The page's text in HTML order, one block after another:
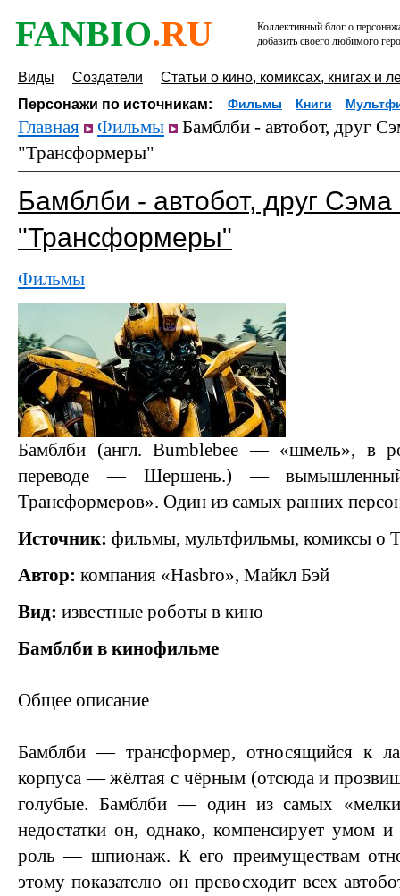
FANBIO.RU
Коллективный блог о
добавить своего любимого
Виды Создатели
Статьи о кино, комиксах, книгах и
Персонажи по источникам:
Фильмы Книги
Главная Фильмы
Бамблби - автобот, друг
"Трансформеры"
Бамблби - автобот, друг
"Трансформеры"
Фильмы
Бамблби (англ. Bumblebee — «шмель», в
переводе — Шершень.) — вымышленный
Трансформеров». Один из самых ранних
Источник: фильмы, мультфильмы, комиксы о
Автор: компания «Hasbro», Майкл Бэй
Вид: известные роботы в кино
Бамблби в кинофильме
Общее описание
Бамблби — трансформер, относящийся к
корпуса — жёлтая с чёрным (отсюда и
голубые. Бамблби — один из самых
недостатки он, однако, компенсирует умом
роль — шпионаж. К его преимуществам
этому показателю он превосходит всех